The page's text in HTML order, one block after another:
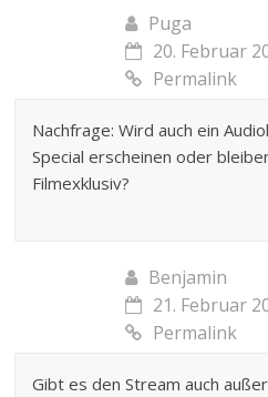
Puga
20. Februar
Permalink
Nachfrage: Wird auch ein
Special erscheinen oder
Filmexklusiv?
Benjamin
21. Februar
Permalink
Gibt es den Stream auch